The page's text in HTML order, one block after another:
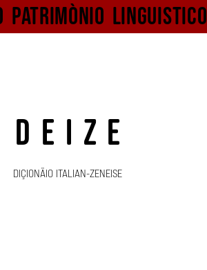
patrimònio linguistico
DEIZE
DIÇIONÄIO ITALIAN-ZENEISE